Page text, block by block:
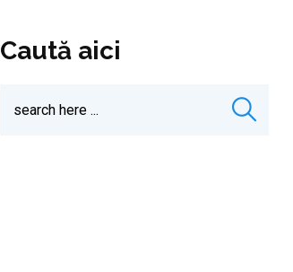
Caută aici